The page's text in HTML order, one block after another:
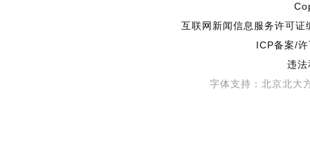
互联网新闻信息服务许可
ICP备案/
违法
字体支持：北京北